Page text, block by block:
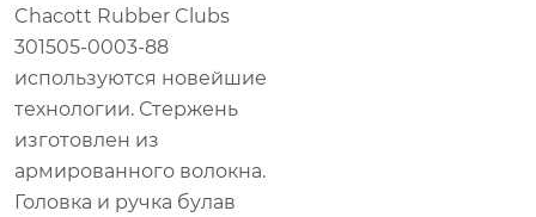
Chacott Rubber Clubs
301505-0003-88
используются новейшие
технологии. Стержень
изготовлен из
армированного волокна.
Головка и ручка булав